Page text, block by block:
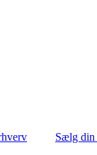
Sælg din